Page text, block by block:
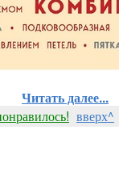
Читать далее...
вверх^